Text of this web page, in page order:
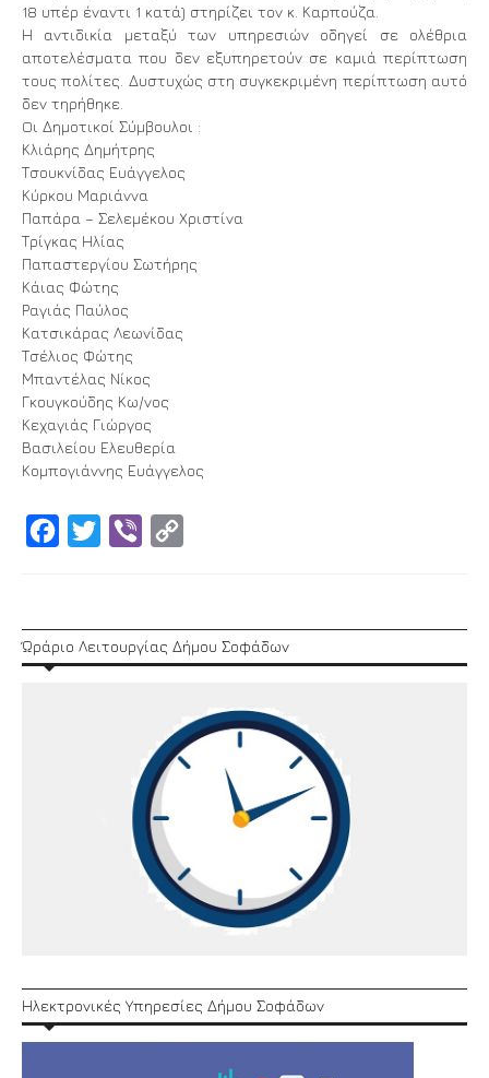
18 υπέρ έναντι 1 κατά) στηρίζει τον κ. Καρπούζα.
Η αντιδικία μεταξύ των υπηρεσιών οδηγεί σε ολέθρια
αποτελέσματα που δεν εξυπηρετούν σε καμιά περίπτωση
τους πολίτες. Δυστυχώς στη συγκεκριμένη περίπτωση αυτό
δεν τηρήθηκε.
Oι Δημοτικοί Σύμβουλοι :
Κλιάρης Δημήτρης
Τσουκνίδας Ευάγγελος
Κύρκου Μαριάννα
Παπάρα – Σελεμέκου Χριστίνα
Τρίγκας Ηλίας
Παπαστεργίου Σωτήρης
Κάιας Φώτης
Ραγιάς Παύλος
Κατσικάρας Λεωνίδας
Τσέλιος Φώτης
Μπαντέλας Νίκος
Γκουγκούδης Κω/νος
Κεχαγιάς Γιώργος
Βασιλείου Ελευθερία
Κομπογιάννης Ευάγγελος
Facebook
Twitter Viber
Ώράριο Λειτουργίας Δήμου Σοφάδων
Ηλεκτρονικές Υπηρεσίες Δήμου Σοφάδων